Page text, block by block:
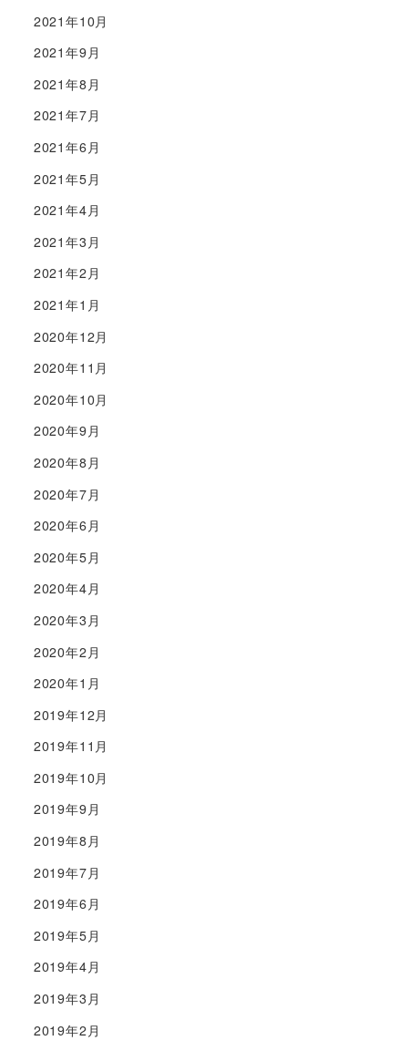
2021年10月
2021年9月
2021年8月
2021年7月
2021年6月
2021年5月
2021年4月
2021年3月
2021年2月
2021年1月
2020年12月
2020年11月
2020年10月
2020年9月
2020年8月
2020年7月
2020年6月
2020年5月
2020年4月
2020年3月
2020年2月
2020年1月
2019年12月
2019年11月
2019年10月
2019年9月
2019年8月
2019年7月
2019年6月
2019年5月
2019年4月
2019年3月
2019年2月